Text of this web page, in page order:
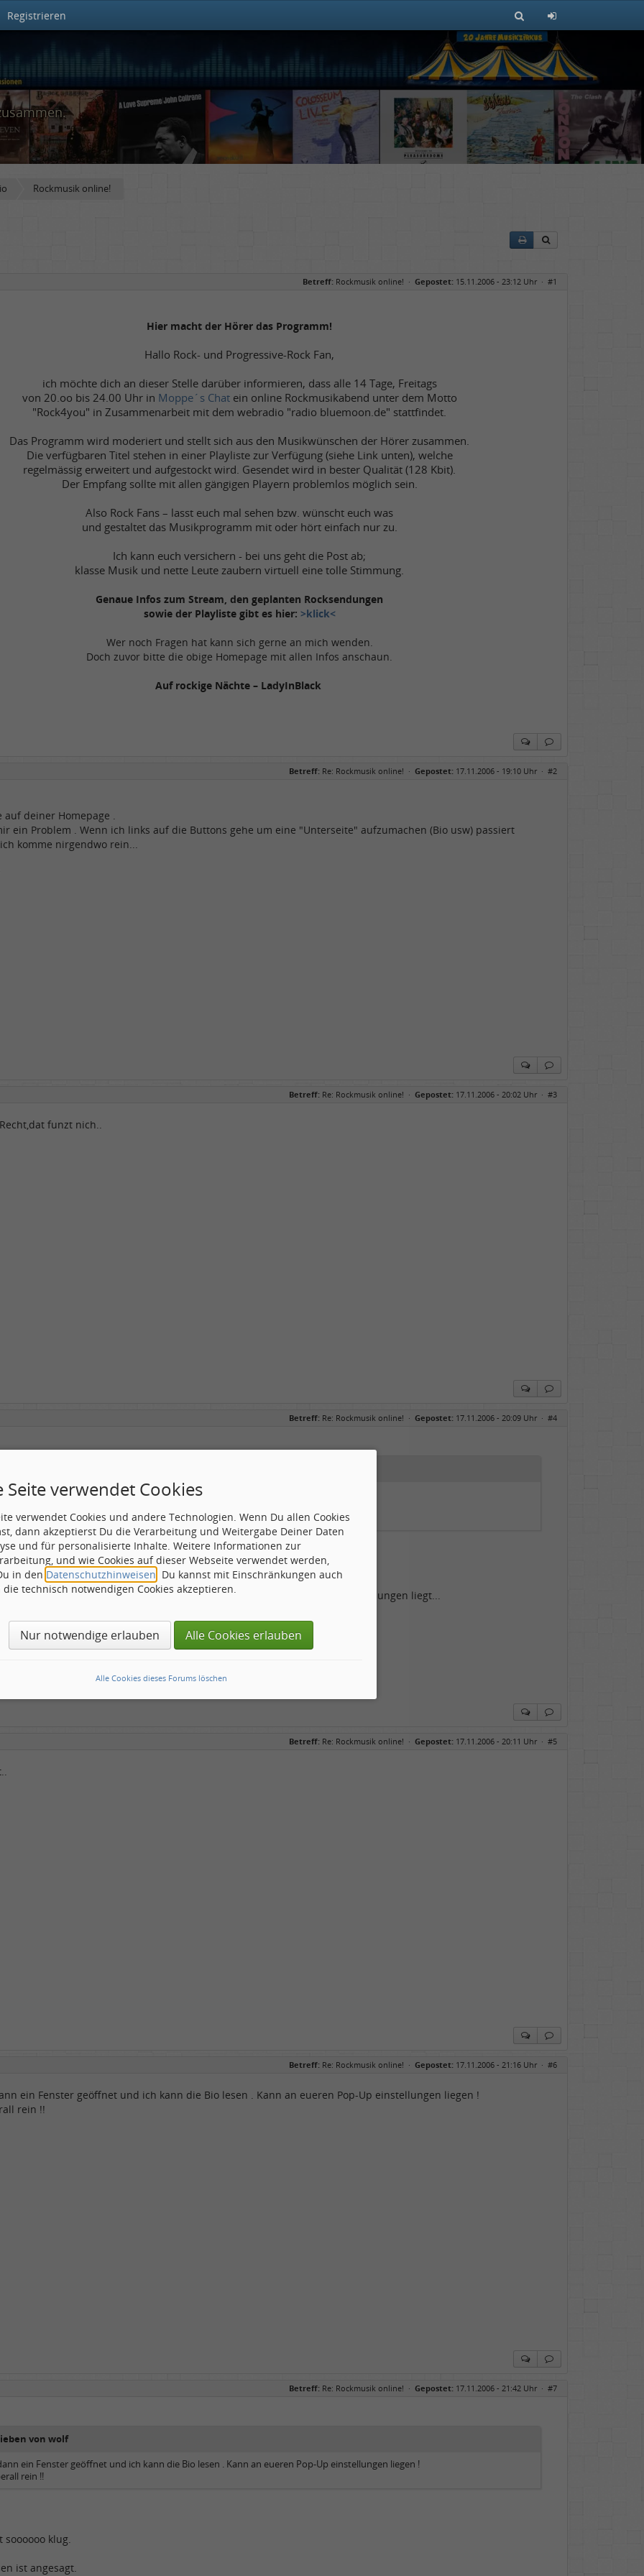
Registrieren
Rockmusik online!
Betreff: Rockmusik online! · Gepostet: 15.11.2006 - 23:12 Uhr · #1
Hier macht der Hörer das Programm!
Hallo Rock- und Progressive-Rock Fan,
ich möchte dich an dieser Stelle darüber informieren, dass alle 14 Tage, Freitags
von 20.oo bis 24.00 Uhr in Moppe´s Chatein online Rockmusikabend unter dem Motto
"Rock4you" in Zusammenarbeit mit dem webradio "radio bluemoon.de" stattfindet.
Das Programm wird moderiert und stellt sich aus den Musikwünschen der Hörer zusammen.
Die verfügbaren Titel stehen in einer Playliste zur Verfügung (siehe Link unten), welche
regelmässig erweitert und aufgestockt wird. Gesendet wird in bester Qualität (128 Kbit).
Der Empfang sollte mit allen gängigen Playern problemlos möglich sein.
Also Rock Fans – lasst euch mal sehen bzw. wünscht euch was
und gestaltet das Musikprogramm mit oder hört einfach nur zu.
Ich kann euch versichern - bei uns geht die Post ab;
klasse Musik und nette Leute zaubern virtuell eine tolle Stimmung.
Genaue Infos zum Stream, den geplanten Rocksendungen
sowie der Playliste gibt es hier: >klick<
Wer noch Fragen hat kann sich gerne an mich wenden.
Doch zuvor bitte die obige Homepage mit allen Infos anschaun.
Auf rockige Nächte – LadyInBlack
Betreff: Re: Rockmusik online! · Gepostet: 17.11.2006 - 19:10 Uhr · #2
auf deiner Homepage .
ein Problem . Wenn ich links auf die Buttons gehe um eine "Unterseite" aufzumachen (Bio usw) passiert
komme nirgendwo rein...
Betreff: Re: Rockmusik online! · Gepostet: 17.11.2006 - 20:02 Uhr · #3
funzt nich..
Betreff: Re: Rockmusik online! · Gepostet: 17.11.2006 - 20:09 Uhr · #4
von scooter
Recht,dat funzt nich..
meine damit, das ich froh bin, das es nicht an meinen Browsereinstellungen liegt...
Betreff: Re: Rockmusik online! · Gepostet: 17.11.2006 - 20:11 Uhr · #5
Betreff: Re: Rockmusik online! · Gepostet: 17.11.2006 - 21:16 Uhr · #6
ein Fenster geöffnet und ich kann die Bio lesen . Kann an eueren Pop-Up einstellungen liegen !
rein !!
Betreff: Re: Rockmusik online! · Gepostet: 17.11.2006 - 21:42 Uhr · #7
von wolf
ein Fenster geöffnet und ich kann die Bio lesen . Kann an eueren Pop-Up einstellungen liegen !
rein !!
soooooo klug.
ist angesagt.
Seite verwendet Cookies
verwendet Cookies und andere Technologien. Wenn Du allen Cookies
dann akzeptierst Du die Verarbeitung und Weitergabe Deiner Daten
und für personalisierte Inhalte. Weitere Informationen zur
und wie Cookies auf dieser Webseite verwendet werden,
in den Datenschutzhinweisen . Du kannst mit Einschränkungen auch
technisch notwendigen Cookies akzeptieren.
Nur notwendige erlauben Alle Cookies erlauben
Alle Cookies dieses Forums löschen